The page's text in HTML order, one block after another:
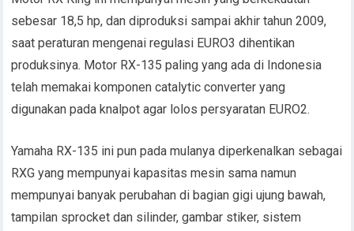
sebesar 18,5 hp, dan diproduksi sampai akhir tahun 2009,
saat peraturan mengenai regulasi EURO3 dihentikan
produksinya. Motor RX-135 paling yang ada di Indonesia
telah memakai komponen catalytic converter yang
digunakan pada knalpot agar lolos persyaratan EURO2.
Yamaha RX-135 ini pun pada mulanya diperkenalkan sebagai
RXG yang mempunyai kapasitas mesin sama namun
mempunyai banyak perubahan di bagian gigi ujung bawah,
tampilan sprocket dan silinder, gambar stiker, sistem